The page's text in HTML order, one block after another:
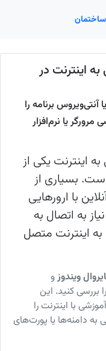
اینترنت در
آنتی‌ویروس برنامه را
یا نرم‌افزار
اینترنت یکی از
رایج کاربران ویندوز 8 است. بسیاری از
با ارورهایی
به اتصال به
به اینترنت متصل
ویندوزو
بررسی کنید. این
با اینترنت را
به دامنه‌ها یا پورت‌های